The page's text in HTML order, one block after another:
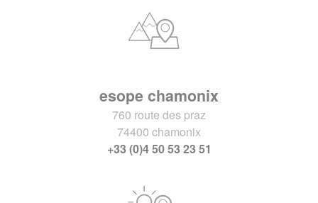
esope chamonix
760 route des praz
74400 chamonix
+33 (0)4 50 53 23 51